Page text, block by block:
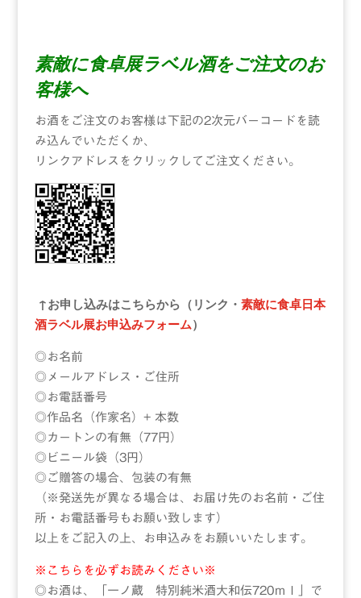
素敵に食卓展ラベル酒をご注文のお
客様へ
お酒をご注文のお客様は下記の2次元バーコードを読
み込んでいただくか、
リンクアドレスをクリックしてご注文ください。
↑お申し込みはこちらから（リンク・ 素敵に食卓日本
酒ラベル展お申込みフォーム）
◎お名前
◎メールアドレス・ご住所
◎お電話番号
◎作品名（作家名）+ 本数
◎カートンの有無（77円）
◎ビニール袋（3円）
◎ご贈答の場合、包装の有無
（※発送先が異なる場合は、お届け先のお名前・ご住
所・お電話番号もお願い致します）
以上をご記入の上、お申込みをお願いいたします。
※こちらを必ずお読みください※
◎お酒は、「一ノ蔵 特別純米酒大和伝720ｍｌ」で